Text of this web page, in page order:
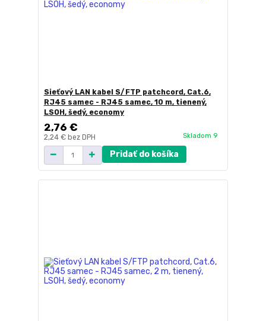
Sieťový LAN kabel S/FTP patchcord, Cat.6,
RJ45 samec - RJ45 samec, 10 m, tienený,
LSOH, šedý, economy
2,76 €
2,24 € bez DPH Skladom 9
Pridať do košíka